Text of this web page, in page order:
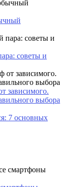
советы и
зависимого.
выбора
7 основных